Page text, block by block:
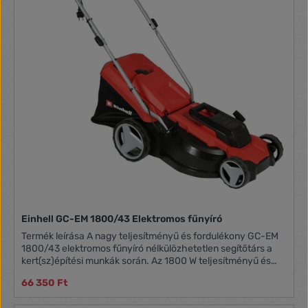
Einhell GC-EM 1800/43 Elektromos fűnyíró
Termék leírása A nagy teljesítményű és fordulékony GC-EM
1800/43 elektromos fűnyíró nélkülözhetetlen segítőtárs a
kert(sz)építési munkák során. Az 1800 W teljesítményű és
tiszta és szép vágásképet garantál még akkor is, ha
magasabb fűben dolgozik. A készülékház hosszú
66 350 Ft